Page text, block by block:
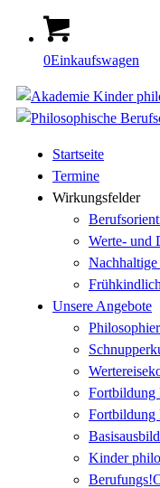
0Einkaufswagen
Startseite
Termine
Wirkungsfelder
Werte- und
Unsere Angebote
Fortbildung
Fortbildung
Kinder